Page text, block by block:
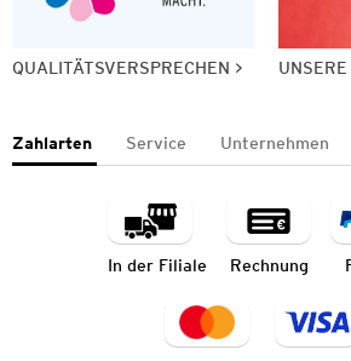
QUALITÄTSVERSPRECHEN
Zahlarten Service Unternehmen
In der Filiale Rechnung